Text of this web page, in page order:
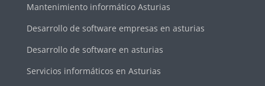
Mantenimiento informático Asturias
Desarrollo de software empresas en asturias
Desarrollo de software en asturias
Servicios informáticos en Asturias